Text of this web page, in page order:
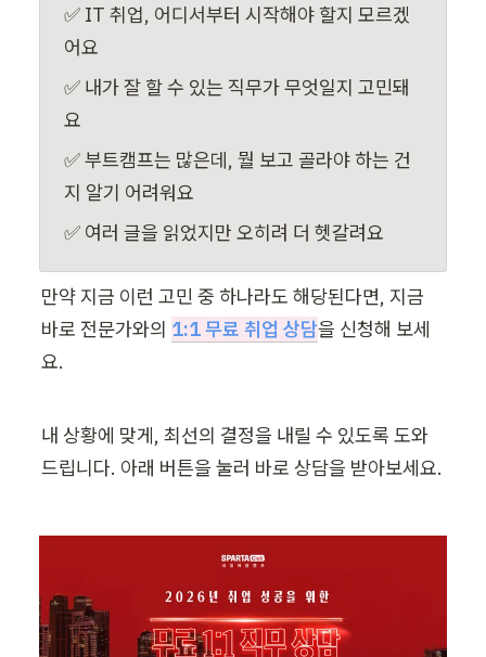
✅ IT 취업, 어디서부터 시작해야 할지 모르겠
어요
✅ 내가 잘 할 수 있는 직무가 무엇일지 고민돼
요
✅ 부트캠프는 많은데, 뭘 보고 골라야 하는 건
지 알기 어려워요
✅ 여러 글을 읽었지만 오히려 더 헷갈려요
만약 지금 이런 고민 중 하나라도 해당된다면, 지금
바로 전문가와의 1:1 무료 취업 상담을 신청해 보세
요.
내 상황에 맞게, 최선의 결정을 내릴 수 있도록 도와
드립니다. 아래 버튼을 눌러 바로 상담을 받아보세요.